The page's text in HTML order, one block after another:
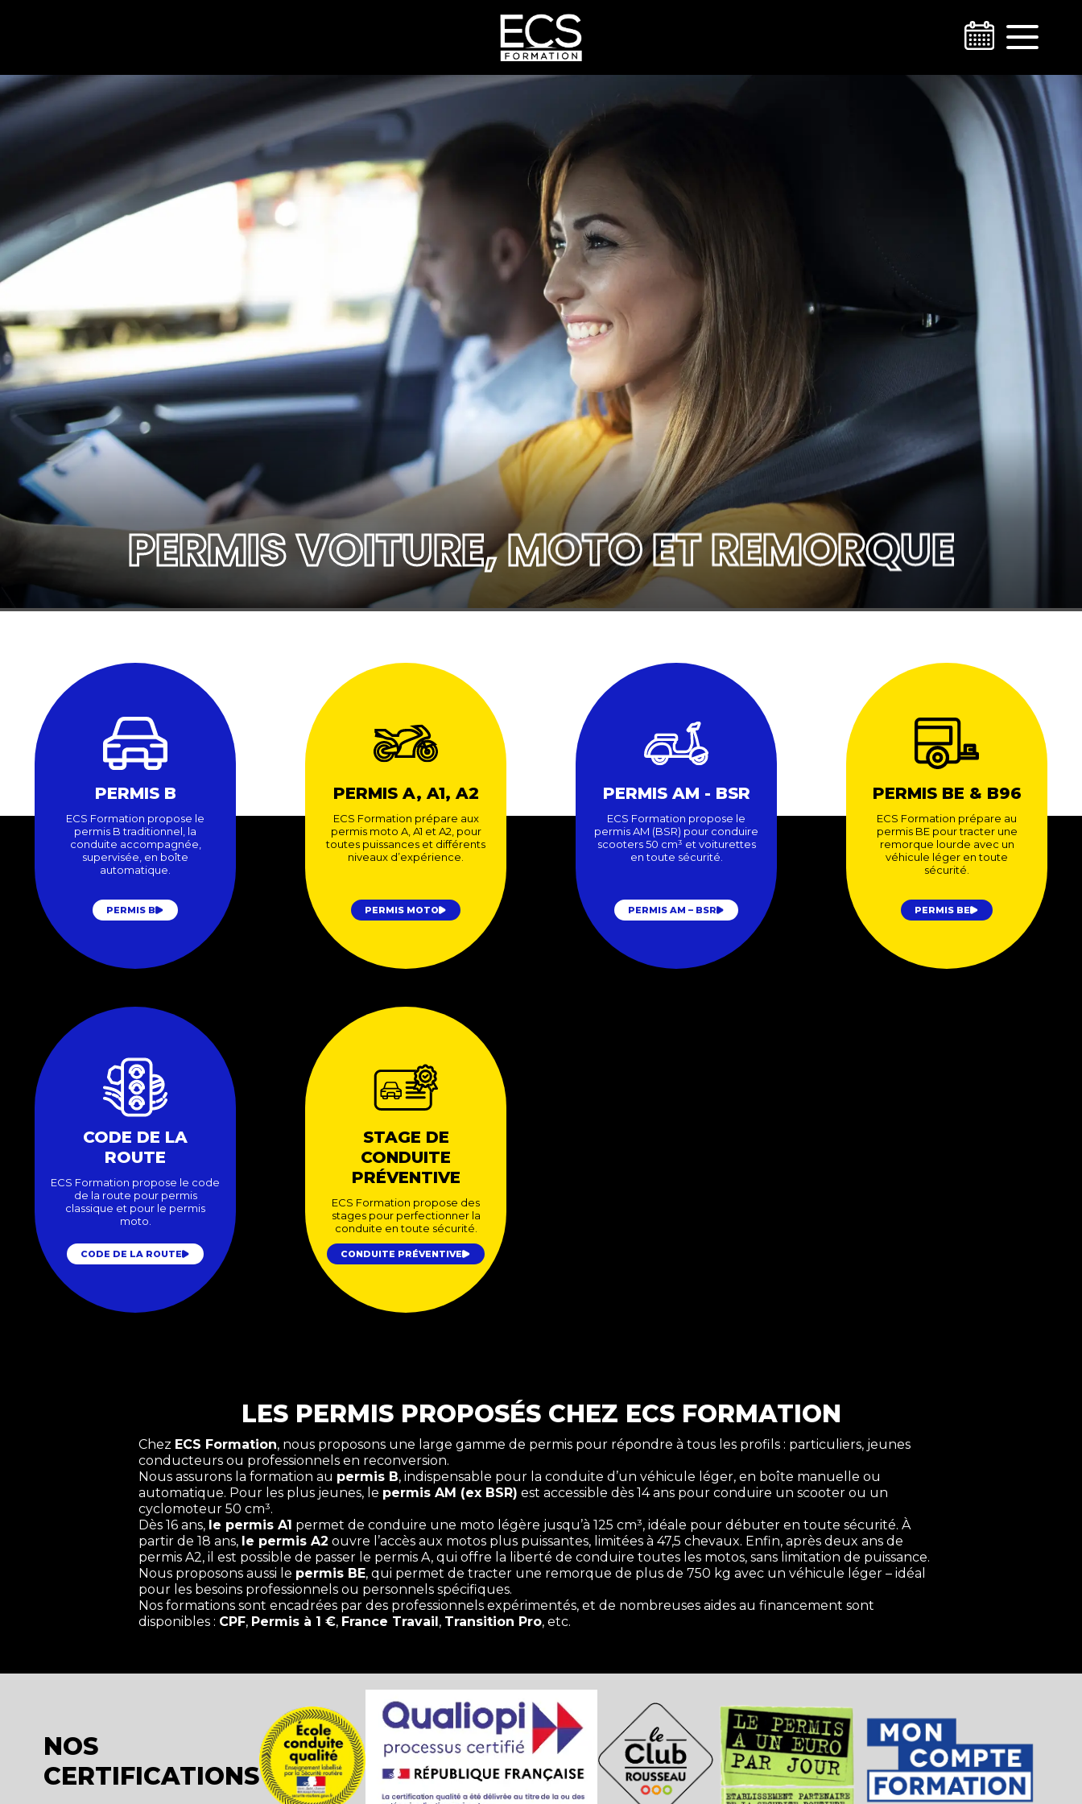
PERMIS VOITURE, MOTO ET REMORQUE
PERMIS B
ECS Formation propose le
permis B traditionnel, la
conduite accompagnée,
supervisée, en boîte
automatique.
PERMIS B
PERMIS A, A1, A2
ECS Formation prépare aux
permis moto A, A1 et A2, pour
toutes puissances et différents
niveaux d’expérience.
PERMIS MOTO
PERMIS AM - BSR
ECS Formation propose le
permis AM (BSR) pour conduire
scooters 50 cm³ et voiturettes
en toute sécurité.
PERMIS AM – BSR
PERMIS BE & B96
ECS Formation prépare au
permis BE pour tracter une
remorque lourde avec un
véhicule léger en toute
sécurité.
PERMIS BE
CODE DE LA
ROUTE
ECS Formation propose le code
de la route pour permis
classique et pour le permis
moto.
CODE DE LA ROUTE
STAGE DE
CONDUITE
PRÉVENTIVE
ECS Formation propose des
stages pour perfectionner la
conduite en toute sécurité.
CONDUITE PRÉVENTIVE
LES PERMIS PROPOSÉS CHEZ ECS FORMATION
Chez ECS Formation, nous proposons une large gamme de permis pour répondre à tous les profils : particuliers, jeunes
conducteurs ou professionnels en reconversion.
Nous assurons la formation au permis B, indispensable pour la conduite d’un véhicule léger, en boîte manuelle ou
automatique. Pour les plus jeunes, le permis AM (ex BSR) est accessible dès 14 ans pour conduire un scooter ou un
cyclomoteur 50 cm³.
Dès 16 ans, le permis A1 permet de conduire une moto légère jusqu’à 125 cm³, idéale pour débuter en toute sécurité. À
partir de 18 ans, le permis A2 ouvre l’accès aux motos plus puissantes, limitées à 47,5 chevaux. Enfin, après deux ans de
permis A2, il est possible de passer le permis A, qui offre la liberté de conduire toutes les motos, sans limitation de puissance.
Nous proposons aussi le permis BE, qui permet de tracter une remorque de plus de 750 kg avec un véhicule léger – idéal
pour les besoins professionnels ou personnels spécifiques.
Nos formations sont encadrées par des professionnels expérimentés, et de nombreuses aides au financement sont
disponibles : CPF, Permis à 1 €, France Travail, Transition Pro, etc.
NOS
CERTIFICATIONS